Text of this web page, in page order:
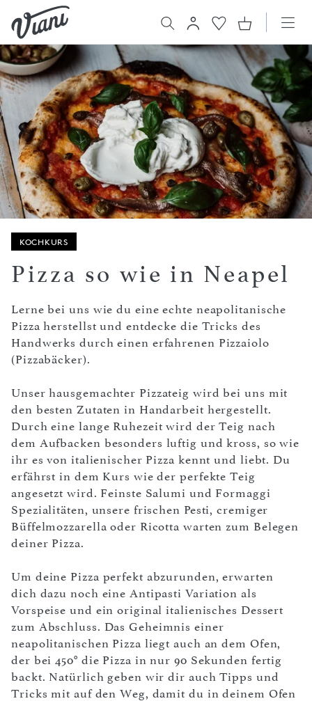
KOCHKURS
Pizza so wie in Neapel
Lerne bei uns wie du eine echte neapolitanische
Pizza herstellst und entdecke die Tricks des
Handwerks durch einen erfahrenen Pizzaiolo
(Pizzabäcker).
Unser hausgemachter Pizzateig wird bei uns mit
den besten Zutaten in Handarbeit hergestellt.
Durch eine lange Ruhezeit wird der Teig nach
dem Aufbacken besonders luftig und kross, so wie
ihr es von italienischer Pizza kennt und liebt. Du
erfährst in dem Kurs wie der perfekte Teig
angesetzt wird. Feinste Salumi und Formaggi
Spezialitäten, unsere frischen Pesti, cremiger
Büffelmozzarella oder Ricotta warten zum Belegen
deiner Pizza.
Um deine Pizza perfekt abzurunden, erwarten
dich dazu noch eine Antipasti Variation als
Vorspeise und ein original italienisches Dessert
zum Abschluss. Das Geheimnis einer
neapolitanischen Pizza liegt auch an dem Ofen,
der bei 450° die Pizza in nur 90 Sekunden fertig
backt. Natürlich geben wir dir auch Tipps und
Tricks mit auf den Weg, damit du in deinem Ofen